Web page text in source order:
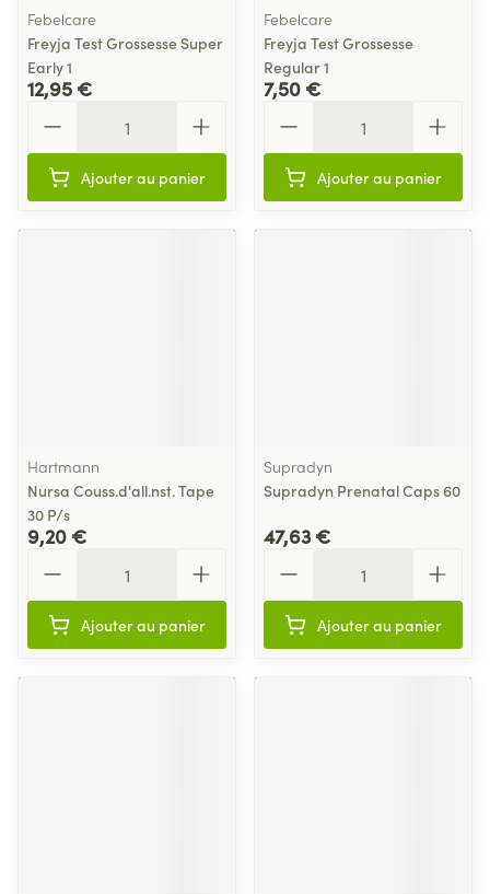
Febelcare
Freyja Test Grossesse Super
Early 1
12,95 €
Ajouter au panier
Febelcare
Freyja Test Grossesse
Regular 1
7,50 €
Ajouter au panier
Hartmann
Nursa Couss.d'all.nst. Tape
30 P/s
9,20 €
Ajouter au panier
Supradyn
Supradyn Prenatal Caps 60
47,63 €
Ajouter au panier